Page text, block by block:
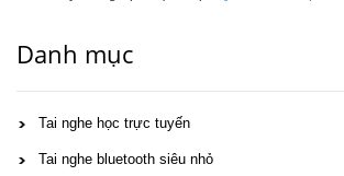
Danh mục
Tai nghe học trực tuyến
Tai nghe bluetooth siêu nhỏ